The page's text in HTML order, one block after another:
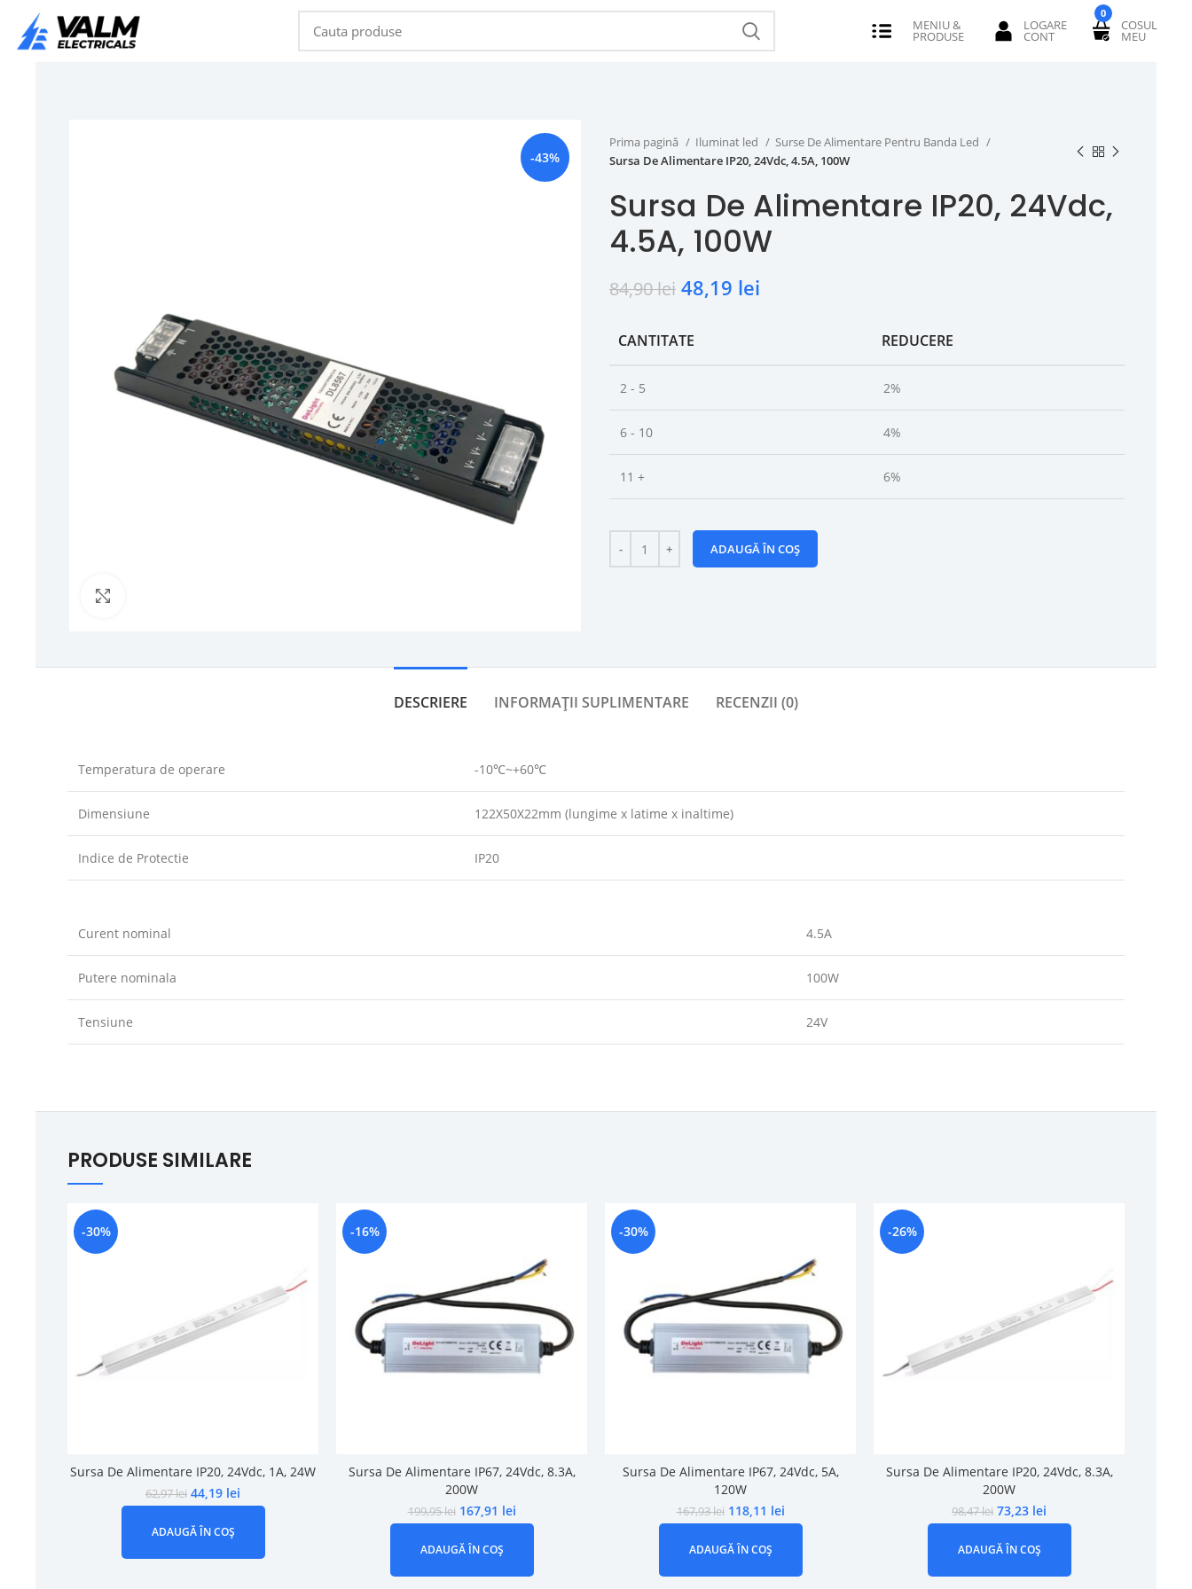
0
-43%
Prima pagină Iluminat led
Surse De Alimentare Pentru Banda Led
Sursa De Alimentare IP20, 24Vdc, 4.5A, 100W
Sursa De Alimentare IP20, 24Vdc,
4.5A, 100W
84,90lei 48,19 lei
CANTITATE REDUCERE
2 - 5 2%
6 - 10 4%
11 + 6%
ADAUGĂ ÎN COȘ
DESCRIERE INFORMAȚII SUPLIMENTARE RECENZII (0)
Temperatura de operare -10℃~+60℃
Dimensiune 122X50X22mm (lungime x latime x inaltime)
Indice de Protectie IP20
Curent nominal 4.5A
Putere nominala 100W
Tensiune 24V
PRODUSE SIMILARE
-30%
Sursa De Alimentare IP20, 24Vdc, 1A, 24W
62,97lei 44,19 lei
ADAUGĂ ÎN COȘ
-16%
Sursa De Alimentare IP67, 24Vdc, 8.3A,
200W
199,95lei 167,91 lei
ADAUGĂ ÎN COȘ
-30%
Sursa De Alimentare IP67, 24Vdc, 5A,
120W
167,93lei 118,11 lei
ADAUGĂ ÎN COȘ
-26%
Sursa De Alimentare IP20, 24Vdc, 8.3A,
200W
98,47lei 73,23 lei
ADAUGĂ ÎN COȘ